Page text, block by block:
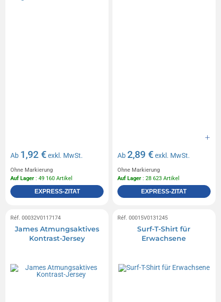
Ab 1,92 €exkl. MwSt.
Ohne Markierung
Auf Lager : 49 160 Artikel
EXPRESS-ZITAT
Ab2,89 €exkl. MwSt.
Ohne Markierung
Auf Lager : 28 623 Artikel
EXPRESS-ZITAT
Réf. 00032V0117174
James Atmungsaktives
Kontrast-Jersey
Réf. 00015V0131245
Surf-T-Shirt für
Erwachsene